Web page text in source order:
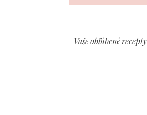
Vaše obľúbené recepty